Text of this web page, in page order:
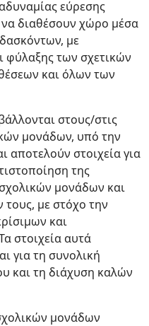
εύρεσης
διαθέσουν χώρο μέσα
με
φύλαξης των σχετικών
και όλων των
στους/στις
μονάδων, υπό την
αποτελούν στοιχεία για
της
μονάδων και
με στόχο την
και
στοιχεία αυτά
για τη συνολική
και τη διάχυση καλών
μονάδων